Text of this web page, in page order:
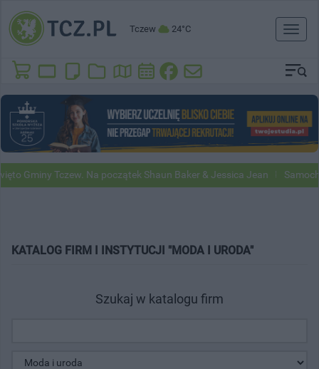
Tczew 24°C
Toggle
Gminy Tczew. Na początek Shaun Baker & Jessica Jean
KATALOG FIRM I INSTYTUCJI "MODA I URODA"
Szukaj w katalogu firm